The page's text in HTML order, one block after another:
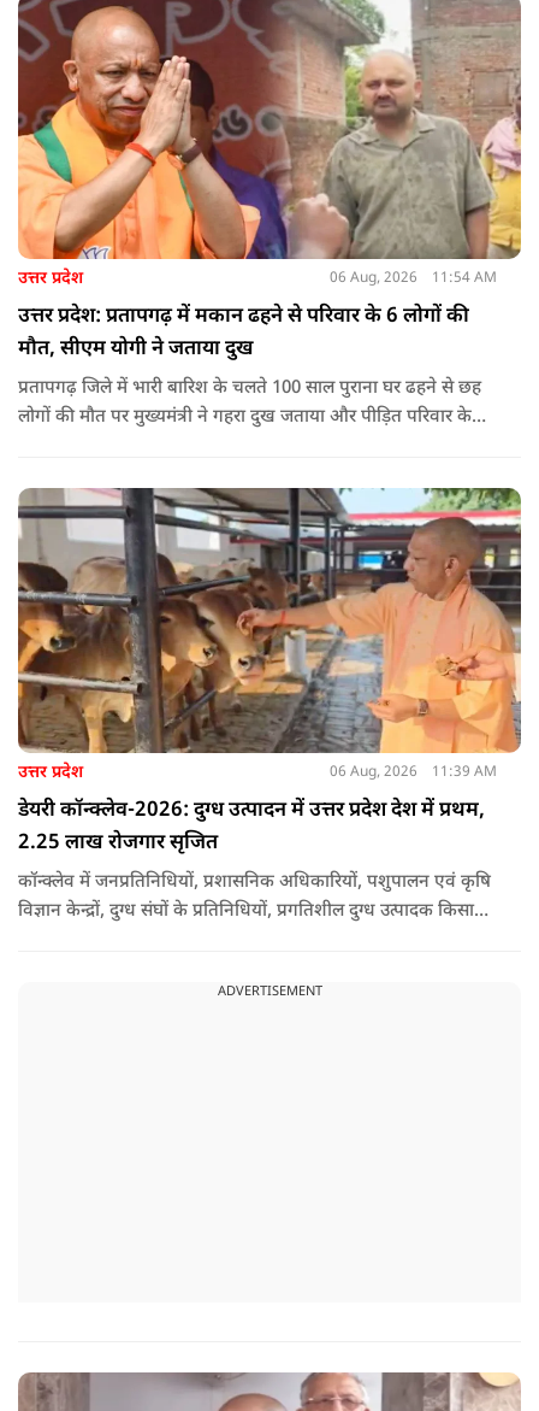
उत्तर प्रदेश 06 Aug, 2026 11:54 AM
उत्तर प्रदेश: प्रतापगढ़ में मकान ढहने से परिवार के 6 लोगों की
मौत, सीएम योगी ने जताया दुख
प्रतापगढ़ जिले में भारी बारिश के चलते 100 साल पुराना घर ढहने से छह
लोगों की मौत पर मुख्यमंत्री ने गहरा दुख जताया और पीड़ित परिवार के
उत्तर प्रदेश 06 Aug, 2026 11:39 AM
डेयरी कॉन्क्लेव-2026: दुग्ध उत्पादन में उत्तर प्रदेश देश में प्रथम,
2.25 लाख रोजगार सृजित
कॉन्क्लेव में जनप्रतिनिधियों, प्रशासनिक अधिकारियों, पशुपालन एवं कृषि
विज्ञान केन्द्रों, दुग्ध संघों के प्रतिनिधियों, प्रगतिशील दुग्ध उत्पादक किसानों,
ADVERTISEMENT